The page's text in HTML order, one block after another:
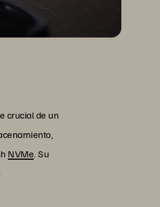
crucial de un
NVMe. Su